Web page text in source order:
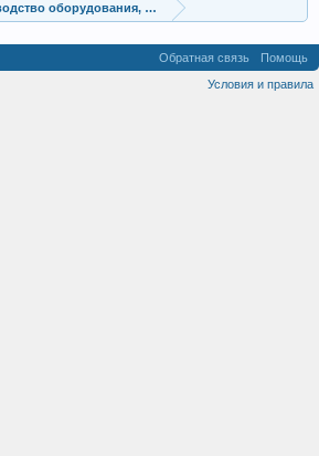
оборудования, оборудование для произв
Обратная связь
Помощь
Условия и правила